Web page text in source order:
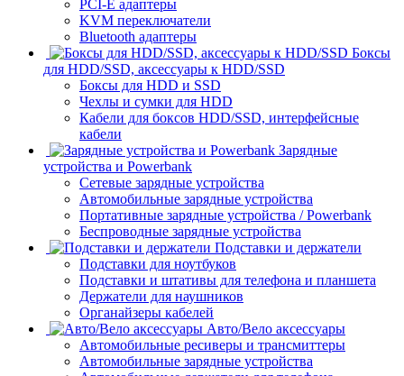
PCI-E адаптеры
KVM переключатели
Bluetooth адаптеры
Боксы
для HDD/SSD, аксессуары к HDD/SSD
Боксы для HDD и SSD
Чехлы и сумки для HDD
Кабели для боксов HDD/SSD, интерфейсные
кабели
Зарядные
устройства и Powerbank
Сетевые зарядные устройства
Автомобильные зарядные устройства
Портативные зарядные устройства / Powerbank
Беспроводные зарядные устройства
Подставки и держатели
Подставки для ноутбуков
Подставки и штативы для телефона и планшета
Держатели для наушников
Органайзеры кабелей
Авто/Вело аксессуары
Автомобильные ресиверы и трансмиттеры
Автомобильные зарядные устройства